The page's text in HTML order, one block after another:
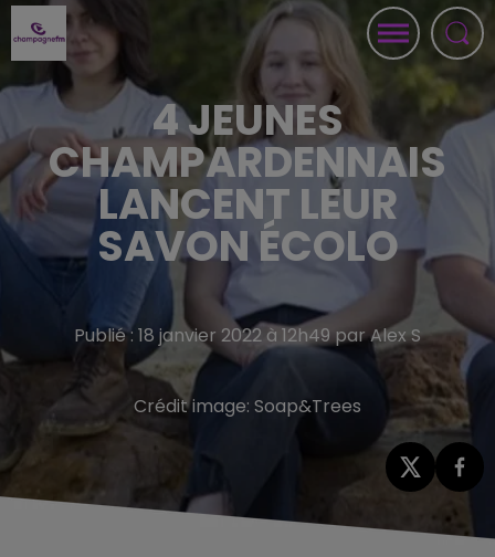
4 JEUNES
CHAMPARDENNAIS
LANCENT LEUR
SAVON ÉCOLO
Publié : 18 janvier 2022 à 12h49 par Alex S
Crédit image: Soap&Trees